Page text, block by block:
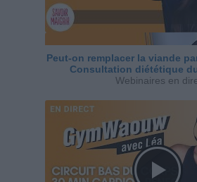
Peut-on remplacer la viande
Consultation diététique
Webinaires en